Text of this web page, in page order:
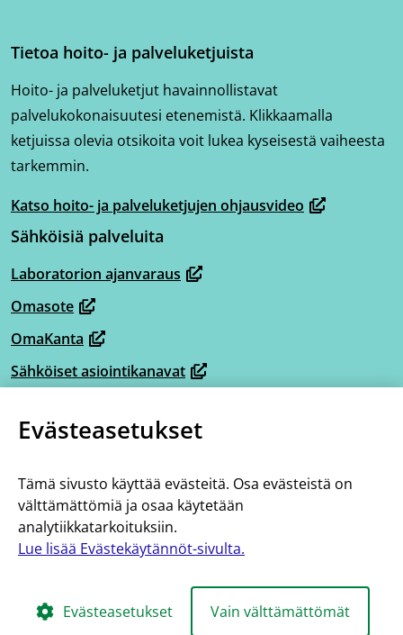
Tietoa hoito- ja palveluketjuista
Hoito- ja palveluketjut havainnollistavat
palvelukokonaisuutesi etenemistä. Klikkaamalla
ketjuissa olevia otsikoita voit lukea kyseisestä vaiheesta
tarkemmin.
Katso hoito- ja palveluketjujen ohjausvideo
(avautuu
uuteen
ikkunaan,
toiseen
palveluun)
Sähköisiä palveluita
Laboratorion ajanvaraus
(avautuu
uuteen
ikkunaan,
siirryt
toiseen
Omasote
(avautuu
uuteen
ikkunaan,
siirryt
toiseen
palveluun)
OmaKanta
(avautuu
uuteen
siirryt
palveluun)
Sähköiset asiointikanavat
(avautuu
ikkunaan,
toiseen
palveluun)
uuteen
siirryt
toiseen
palveluun)
Omahelpperi
ikkunaan,
siirryt
toiseen
Tietoa hoito- ja palveluketjuista
Saavutettavuus
Evästeasetukset
Tämä sivusto käyttää evästeitä. Osa evästeistä on
välttämättömiä ja osaa käytetään
analytiikkatarkoituksiin.
Lue lisää Evästekäytännöt-sivulta.
Evästeasetukset Vain välttämättömät